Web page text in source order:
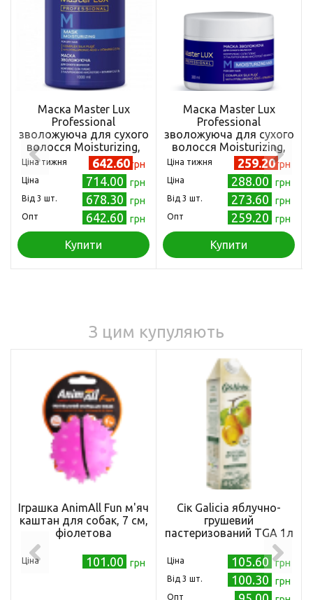
Маска Master Lux
Professional
зволожуюча для сухого
волосся Moisturizing,
1000 мл
Ціна тижня 642.60 грн
Ціна 714.00 грн
Від 3 шт. 678.30 грн
Опт 642.60 грн
Купити
Маска Master Lux
Professional
зволожуюча для сухого
волосся Moisturizing,
300 мл
Ціна тижня 259.20грн
Ціна 288.00 грн
Від 3 шт. 273.60 грн
Опт 259.20 грн
Купити
З цим купуляють
Іграшка AnimAll Fun м'яч
каштан для собак, 7 см,
фіолетова
Ціна 101.00 грн
Сік Galicia яблучно-
грушевий
пастеризований TGA 1л
Ціна 105.60 грн
Від 3 шт. 100.30 грн
Опт